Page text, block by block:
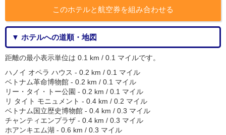
このホテルと航空券を組み合わせる
▼ ホテルへの道順・地図
距離の最小表示単位は 0.1 km / 0.1 マイルです。
ハノイ オペラ ハウス - 0.2 km / 0.1 マイル
ベトナム革命博物館 - 0.2 km / 0.1 マイル
リー・タイ・トー公園 - 0.2 km / 0.1 マイル
リ タイト モニュメント - 0.4 km / 0.2 マイル
ベトナム国立歴史博物館 - 0.4 km / 0.3 マイル
チャンティエンプラザ - 0.4 km / 0.3 マイル
ホアンキエム湖 - 0.6 km / 0.3 マイル